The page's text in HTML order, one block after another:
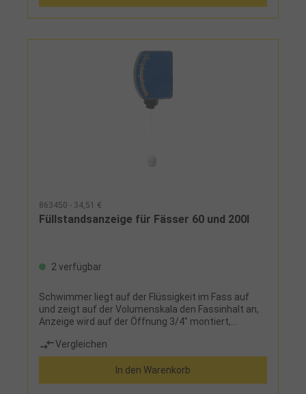
863450 - 34,51 €
Füllstandsanzeige für Fässer 60 und 200l
2 verfügbar
Schwimmer liegt auf der Flüssigkeit im Fass auf
und zeigt auf der Volumenskala den Fassinhalt an,
Anzeige wird auf der Öffnung 3/4" montiert,
eine Pumpe montiert werden, um so die definierte
Menge abzupumpen
Vergleichen
In den Warenkorb